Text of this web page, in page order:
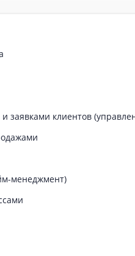
заявками клиентов
менеджмент)